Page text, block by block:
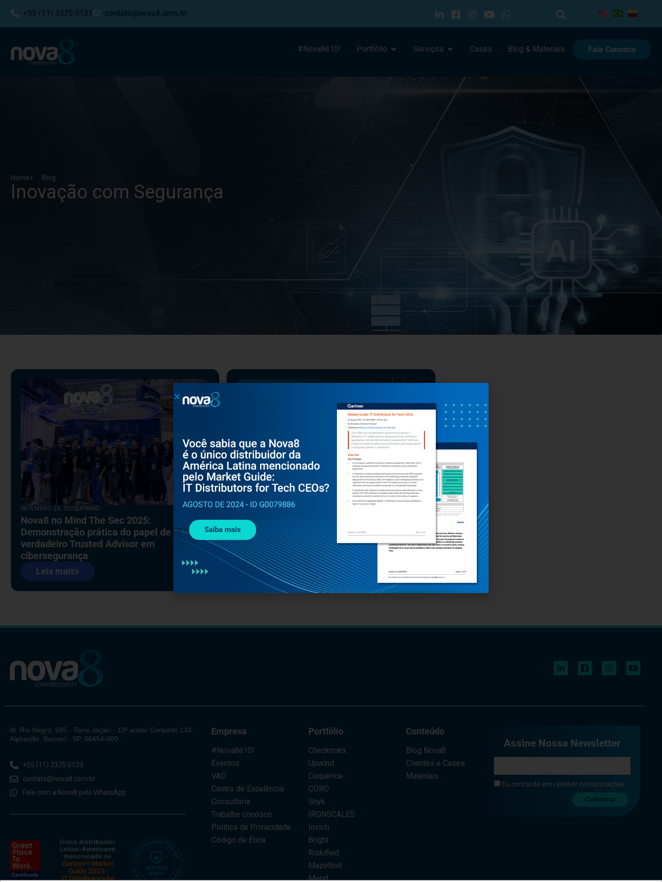
+55 (11) 3375 0133 contato@nova8.com.br
#Nova8é10! Portfólio Serviços Cases Blog & Materiais Fale Conosco
Home Blog
Inovação com Segurança
SETEMBRO 23, 2025 UPWIND
Nova8 no Mind The Sec 2025:
Demonstração prática do papel de um
verdadeiro Trusted Advisor em
cibersegurança
Leia mais
ABRIL 15, 2025 UPWIND
Nova8 e Upwind no CIO Brasil 2025
A Nova8 e a Upwind marcaram presença no CIO Brasil
2025, mostrando como a segurança em nuvem pode
acelerar a inovação nas empresas brasileiras.
Leia mais
Al. Rio Negro, 585 - Torre Jaçarí - 13º andar Conjunto 134 -
Alphaville, Barueri - SP, 06454-000
+55 (11) 3375 0133
contato@nova8.com.br
Fale com a Nova8 pelo WhatsApp
Empresa
#Nova8é10!
Eventos
VAD
Centro de Excelência
Consultoria
Trabalhe conosco
Política de Privacidade
Código de Ética
Portfólio
Checkmarx
Upwind
Cequence
CORO
Snyk
IRONSCALES
Invicti
Bright
Riskified
MazeBolt
Mend
Conteúdo
Blog Nova8
Clientes e Cases
Materiais
Assine Nossa Newsletter
Eu concordo em receber comunicações.
Cadastrar
Saiba mais